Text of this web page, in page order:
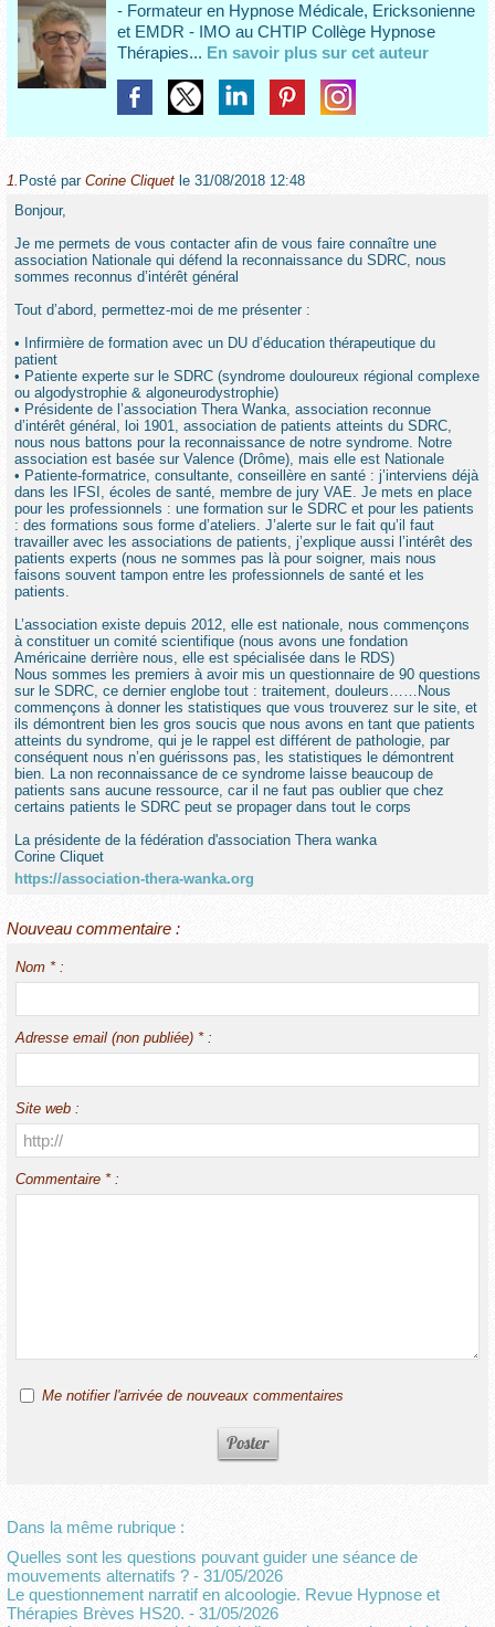
- Formateur en Hypnose Médicale, Ericksonienne
et EMDR - IMO au CHTIP Collège Hypnose
Thérapies... En savoir plus sur cet auteur
1. Posté par Corine Cliquet le 31/08/2018 12:48
Bonjour,
Je me permets de vous contacter afin de vous faire connaître une
association Nationale qui défend la reconnaissance du SDRC, nous
sommes reconnus d’intérêt général
Tout d’abord, permettez-moi de me présenter :
• Infirmière de formation avec un DU d’éducation thérapeutique du
patient
• Patiente experte sur le SDRC (syndrome douloureux régional complexe
ou algodystrophie & algoneurodystrophie)
• Présidente de l’association Thera Wanka, association reconnue
d’intérêt général, loi 1901, association de patients atteints du SDRC,
nous nous battons pour la reconnaissance de notre syndrome. Notre
association est basée sur Valence (Drôme), mais elle est Nationale
• Patiente-formatrice, consultante, conseillère en santé : j’interviens déjà
dans les IFSI, écoles de santé, membre de jury VAE. Je mets en place
pour les professionnels : une formation sur le SDRC et pour les patients
: des formations sous forme d’ateliers. J’alerte sur le fait qu’il faut
travailler avec les associations de patients, j’explique aussi l’intérêt des
patients experts (nous ne sommes pas là pour soigner, mais nous
faisons souvent tampon entre les professionnels de santé et les
patients.
L’association existe depuis 2012, elle est nationale, nous commençons
à constituer un comité scientifique (nous avons une fondation
Américaine derrière nous, elle est spécialisée dans le RDS)
Nous sommes les premiers à avoir mis un questionnaire de 90 questions
sur le SDRC, ce dernier englobe tout : traitement, douleurs……Nous
commençons à donner les statistiques que vous trouverez sur le site, et
ils démontrent bien les gros soucis que nous avons en tant que patients
atteints du syndrome, qui je le rappel est différent de pathologie, par
conséquent nous n’en guérissons pas, les statistiques le démontrent
bien. La non reconnaissance de ce syndrome laisse beaucoup de
patients sans aucune ressource, car il ne faut pas oublier que chez
certains patients le SDRC peut se propager dans tout le corps
La présidente de la fédération d'association Thera wanka
Corine Cliquet
https://association-thera-wanka.org
Nouveau commentaire :
Nom * :
Adresse email (non publiée) * :
Site web :
Commentaire * :
Me notifier l'arrivée de nouveaux commentaires
Dans la même rubrique :
Quelles sont les questions pouvant guider une séance de
mouvements alternatifs ? - 31/05/2026
Le questionnement narratif en alcoologie. Revue Hypnose et
Thérapies Brèves HS20. - 31/05/2026